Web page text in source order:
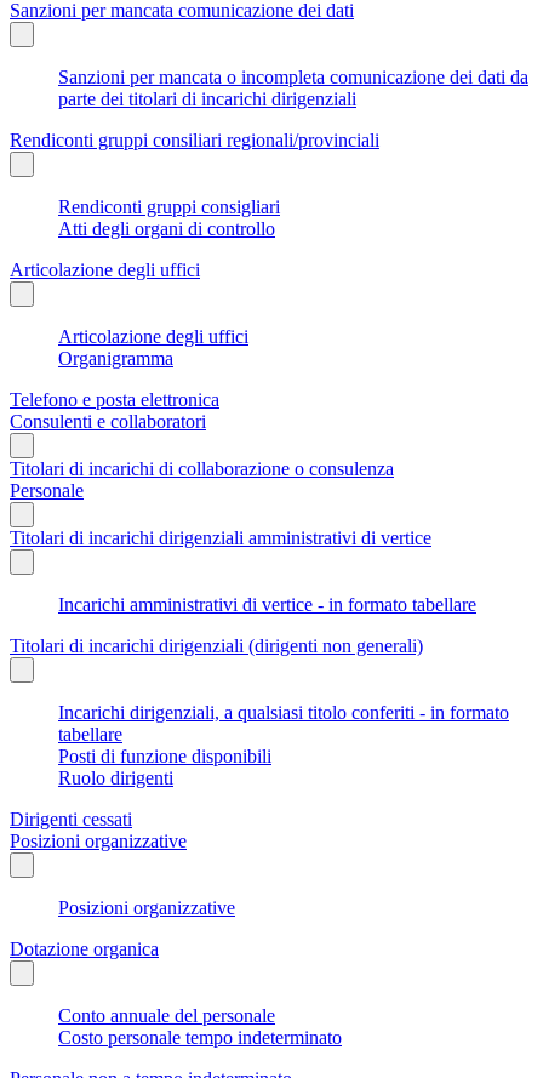
Sanzioni per mancata comunicazione dei dati
Sanzioni per mancata o incompleta comunicazione dei dati da
parte dei titolari di incarichi dirigenziali
Rendiconti gruppi consiliari regionali/provinciali
Rendiconti gruppi consigliari
Atti degli organi di controllo
Articolazione degli uffici
Articolazione degli uffici
Organigramma
Telefono e posta elettronica
Consulenti e collaboratori
Titolari di incarichi di collaborazione o consulenza
Personale
Titolari di incarichi dirigenziali amministrativi di vertice
Incarichi amministrativi di vertice - in formato tabellare
Titolari di incarichi dirigenziali (dirigenti non generali)
Incarichi dirigenziali, a qualsiasi titolo conferiti - in formato
tabellare
Posti di funzione disponibili
Ruolo dirigenti
Dirigenti cessati
Posizioni organizzative
Posizioni organizzative
Dotazione organica
Conto annuale del personale
Costo personale tempo indeterminato